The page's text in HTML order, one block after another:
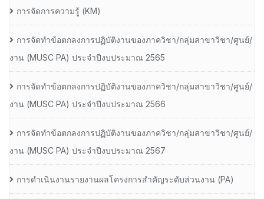
การจัดการความรู้ (KM)
การจัดทำข้อตกลงการปฏิบัติงานของภาควิชา/กลุ่มสาขาวิชา/ศูนย์/
งาน (MUSC PA) ประจำปีงบประมาณ 2565
การจัดทำข้อตกลงการปฏิบัติงานของภาควิชา/กลุ่มสาขาวิชา/ศูนย์/
งาน (MUSC PA) ประจำปีงบประมาณ 2566
การจัดทำข้อตกลงการปฏิบัติงานของภาควิชา/กลุ่มสาขาวิชา/ศูนย์/
งาน (MUSC PA) ประจำปีงบประมาณ 2567
การดำเนินงานรายงานผลโครงการสำคัญระดับส่วนงาน (PA)